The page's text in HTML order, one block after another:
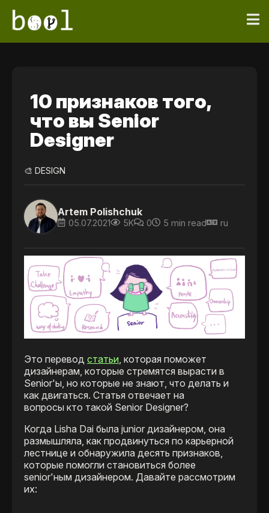
10 признаков того,
что вы Senior
Designer
🎨 DESIGN
Artem Polishchuk
05.07.2021 5K 0 5 min read ru
Это перевод статьи , которая поможет
дизайнерам, которые стремятся вырасти в
Senior'ы, но которые не знают, что делать и
как двигаться. Статья отвечает на
вопросы кто такой Senior Designer?
Когда Lisha Dai была junior дизайнером, она
размышляла, как продвинуться по карьерной
лестнице и обнаружила десять признаков,
которые помогли становиться более
senior'ным дизайнером. Давайте рассмотрим
их: